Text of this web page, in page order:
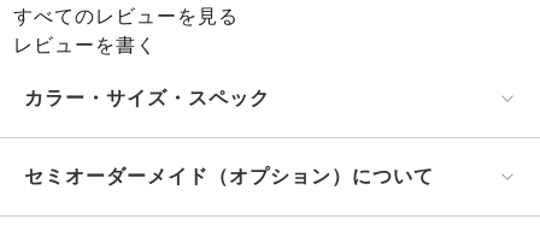
すべてのレビューを見る
レビューを書く
カラー・サイズ・スペック
セミオーダーメイド（オプション）について